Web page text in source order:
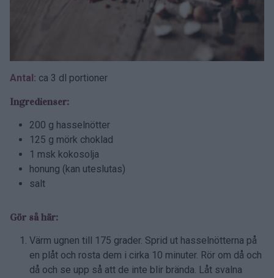
Antal: ca 3 dl portioner
Ingredienser:
200 g hasselnötter
125 g mörk choklad
1 msk kokosolja
honung (kan uteslutas)
salt
Gör så här:
Värm ugnen till 175 grader. Sprid ut hasselnötterna på
en plåt och rosta dem i cirka 10 minuter. Rör om då och
då och se upp så att de inte blir brända. Låt svalna